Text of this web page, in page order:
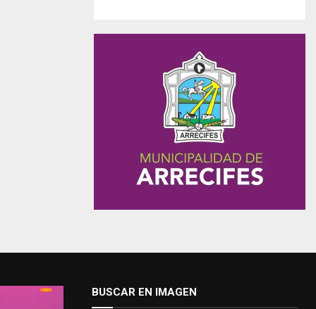
BUSCAR EN IMAGEN